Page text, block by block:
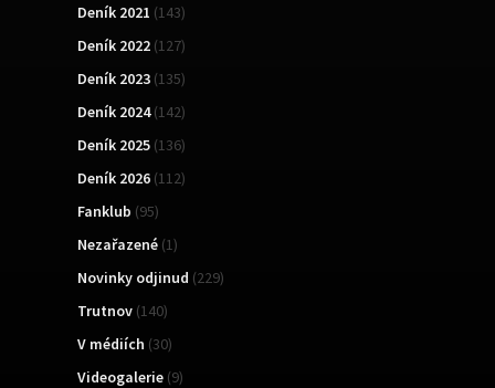
Deník 2021 (143)
Deník 2022 (127)
Deník 2023 (135)
Deník 2024(142)
Deník 2025 (136)
Deník 2026 (112)
Fanklub (95)
Nezařazené (1)
Novinky odjinud (229)
Trutnov (140)
V médiích (30)
Videogalerie (9)